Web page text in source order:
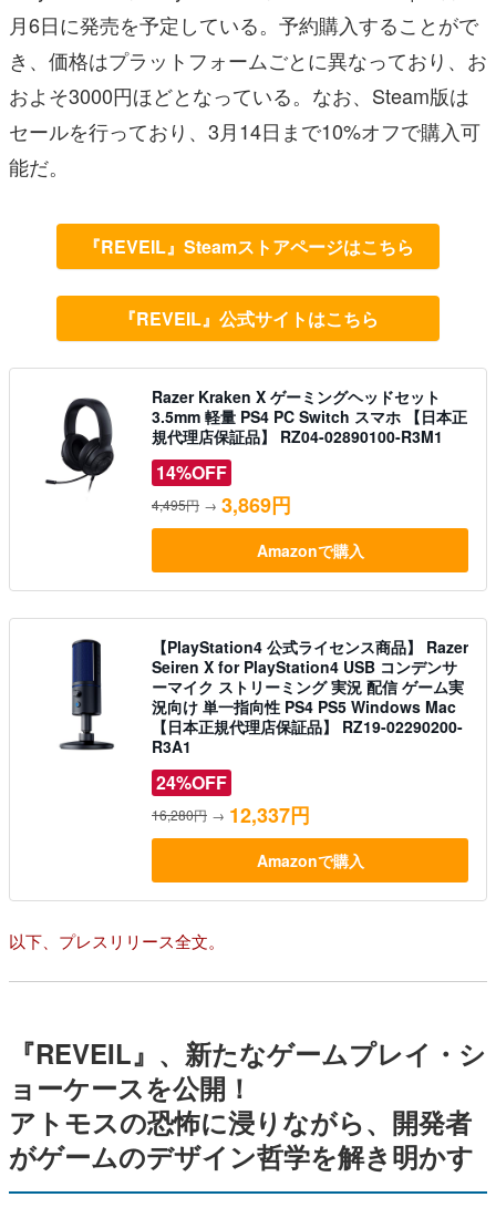
月6日に発売を予定している。予約購入することがで
き、価格はプラットフォームごとに異なっており、お
およそ3000円ほどとなっている。なお、Steam版は
セールを行っており、3月14日まで10%オフで購入可
能だ。
『REVEIL』Steamストアページはこちら
『REVEIL』公式サイトはこちら
Razer Kraken X ゲーミングヘッドセット
3.5mm 軽量 PS4 PC Switch スマホ 【日本正
規代理店保証品】 RZ04-02890100-R3M1
14%OFF
4,495円 → 3,869円
Amazonで購入
【PlayStation4 公式ライセンス商品】 Razer
Seiren X for PlayStation4 USB コンデンサ
ーマイク ストリーミング 実況 配信 ゲーム実
況向け 単一指向性 PS4 PS5 Windows Mac
【日本正規代理店保証品】 RZ19-02290200-
R3A1
24%OFF
16,280円 → 12,337円
Amazonで購入
以下、プレスリリース全文。
『REVEIL』、新たなゲームプレイ・シ
ョーケースを公開！
アトモスの恐怖に浸りながら、開発者
がゲームのデザイン哲学を解き明かす